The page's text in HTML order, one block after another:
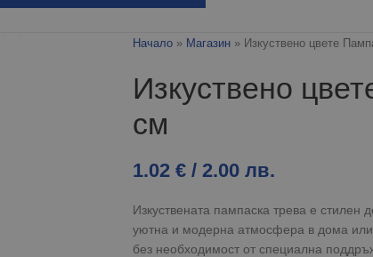
Начало» Магазин» Изкуствено цвете
Изкуствено
см
1.02 € / 2.00 лв.
Изкуствената пампаска трева е стилен
уютна и модерна атмосфера в дома
без необходимост от специална